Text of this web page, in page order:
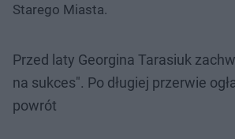
Starego Miasta.
Przed laty Georgina Tarasiuk
na sukces". Po długiej przerwie
powrót